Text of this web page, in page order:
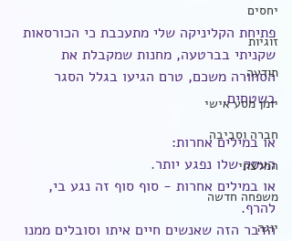
יחסים
זוגיות
תודעה
יומן מסע אישי
חברה וסביבה
המלצתי
משפחה חדשה
יוגה
פתיחת הקליניקה שלי מתעכבת כי הכורסאות
שקניתי בברטעה, מחנות שמקבלת את
הסחורה משכם, טרם הגיעו בגלל הסגר
בשטחים.
או במילים אחרות:
העסק שלו נפגע יותר.
או במילים אחרות - סוף סוף זה נגע בי,
להרף.
הדבר הזה שאנשים חיים איתו וסובלים ממנו